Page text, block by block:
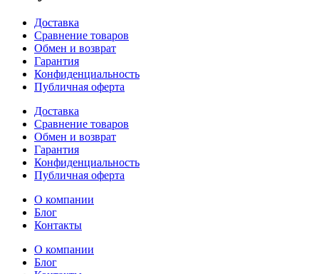
Доставка
Сравнение товаров
Обмен и возврат
Гарантия
Конфиденциальность
Публичная оферта
Доставка
Сравнение товаров
Обмен и возврат
Гарантия
Конфиденциальность
Публичная оферта
О компании
Блог
Контакты
О компании
Блог